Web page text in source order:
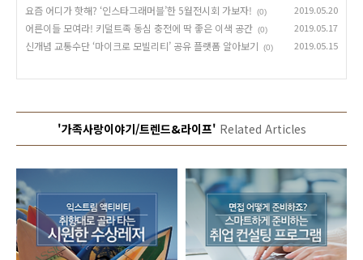
요즘 어디가 핫해? ‘인스타그래머블’한 5월전시회 가보자! (0) 2019.05.20
어른이들 모여라! 키덜트족 동심 충전에 딱 좋은 이색 공간 (0) 2019.05.17
신개념 교통수단 ‘마이크로 모빌리티’ 공유 플랫폼 알아보기 (0) 2019.05.15
'가족사랑이야기/트렌드&라이프' Related Articles